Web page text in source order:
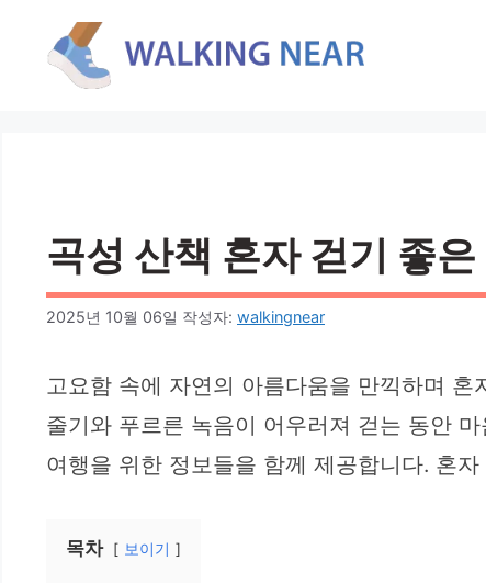
곡성 산책 혼자 걷기 좋
2025년 10월 06일 작성자: walkingnear
고요함 속에 자연의 아름다움을 만끽하며
줄기와 푸르른 녹음이 어우러져 걷는 동안
여행을 위한 정보들을 함께 제공합니다. 혼
목차 보이기